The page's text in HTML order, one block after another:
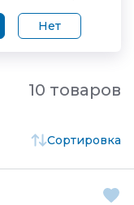
Нет
10 товаров
Сортировка